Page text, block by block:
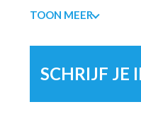
TOON MEER